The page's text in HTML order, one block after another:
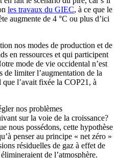
les travaux du GIEC, à ce que le
augmente de 4 °C ou plus d’ici
nos modes de production et de
en ressources et qui participent
mode de vie occidental n’est
de limiter l’augmentation de la
l’avait fixée la COP21, à
nos problèmes
sur la voie de la croissance?
nous possédons, cette hypothèse
penser au principe « net zéro »
résiduelles de gaz à effet de
de l’atmosphère.